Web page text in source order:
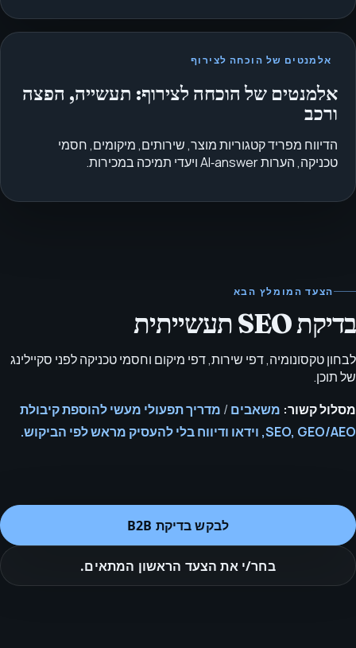
אלמנטים של הוכחה לצירוף
אלמנטים של הוכחה לצירוף: תעשייה, הפצה
ורכב
הדיווח מפריד קטגוריות מוצר, שירותים, מיקומים, חסמי
טכניקה, הערות AI‑answer ויעדי תמיכה במכירות.
הצעד המומלץ הבא
בדיקת SEO תעשייתית
לבחון טקסונומיה, דפי שירות, דפי מיקום וחסמי טכניקה לפני סקיילינג
של תוכן.
מסלול קשור: משאבים / מדריך תפעולי מעשי להוספת קיבולת
SEO, GEO/AEO, וידאו ודיווח בלי להעסיק מראש לפי הביקוש.
לבקש בדיקת B2B
בחר/י את הצעד הראשון המתאים.